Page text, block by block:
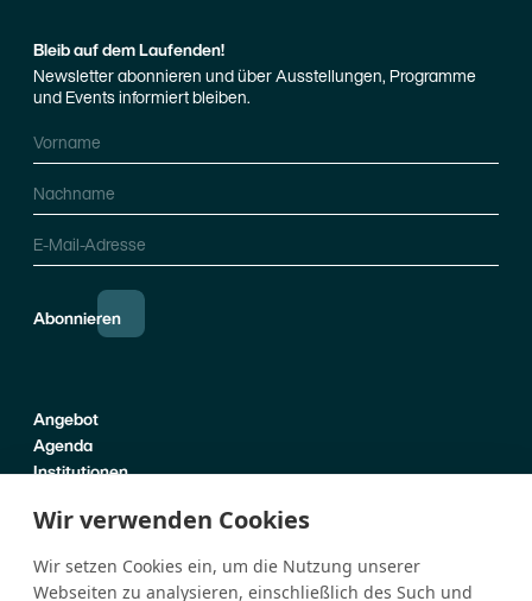
Bleib auf dem Laufenden!
Newsletter abonnieren und über Ausstellungen, Programme
und Events informiert bleiben.
Vorname
Nachname
E-Mail-Adresse
Abonnieren
Angebot
Agenda
Institutionen
Über uns
News
Wir verwenden Cookies
Wir setzen Cookies ein, um die Nutzung unserer
Webseiten zu analysieren, einschließlich des Such und